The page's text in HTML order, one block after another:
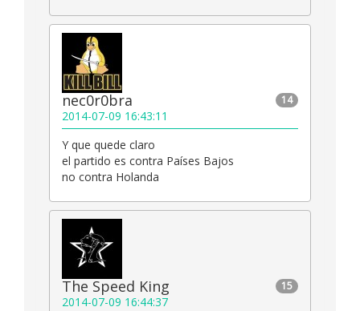
14
nec0r0bra
2014-07-09 16:43:11
Y que quede claro
el partido es contra Países Bajos
no contra Holanda
15
The Speed King
2014-07-09 16:44:37